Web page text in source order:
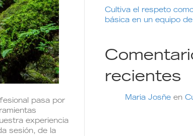
pasa por
experiencia
sesión, de la
Cultiva el respeto
básica en un equipo
recientes
Maria Josñe en